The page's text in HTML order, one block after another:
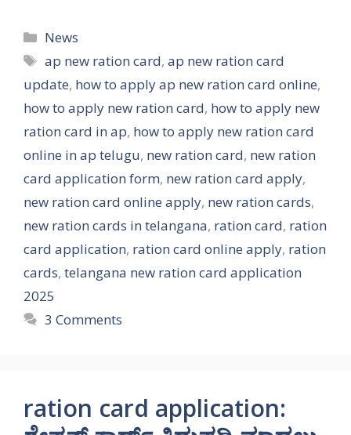
Categories
News
Tags
ap new ration card,ap new ration card
update, how to apply ap new ration card online,
how to apply new ration card, how to apply new
ration card in ap, how to apply new ration card
online in ap telugu, new ration card, new ration
card application form, new ration card apply,
new ration card online apply, new ration cards,
new ration cards in telangana, ration card, ration
card application, ration card online apply, ration
cards, telangana new ration card application
2025
3 Comments
ration card application: